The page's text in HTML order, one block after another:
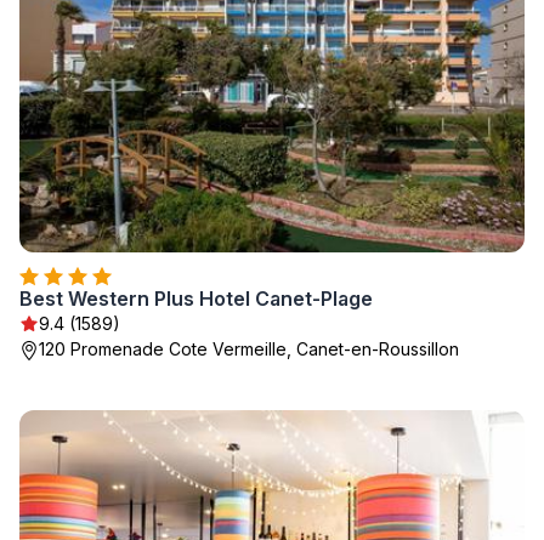
Best Western Plus Hotel Canet-Plage
9.4 (1589)
120 Promenade Cote Vermeille, Canet-en-Roussillon